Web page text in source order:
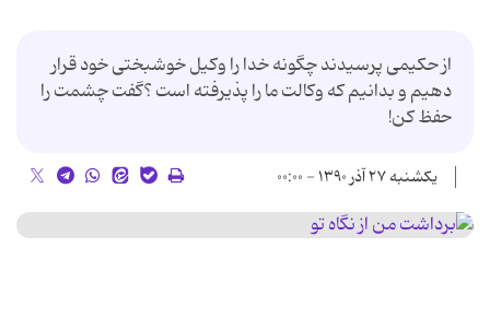
از حکیمی پرسیدند چگونه خدا را وکیل خوشبختی خود قرار
دهیم و بدانیم که وکالت ما را پذیرفته است ؟گفت چشمت را
حفظ کن!
یکشنبه ۲۷ آذر ۱۳۹۰ - ۰۰:۰۰